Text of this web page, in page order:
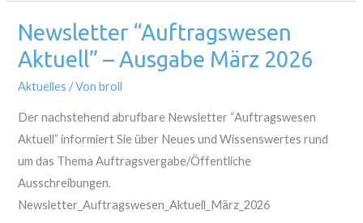
Newsletter “Auftragswesen
Aktuell” – Ausgabe März 2026
Aktuelles / Vonbroll
Der nachstehend abrufbare Newsletter “Auftragswesen
Aktuell” informiert Sie über Neues und Wissenswertes rund
um das Thema Auftragsvergabe/Öffentliche
Ausschreibungen.
Newsletter_Auftragswesen_Aktuell_März_2026
Newsletter
“Auftragswesen
–
Ausgabe
März
2026